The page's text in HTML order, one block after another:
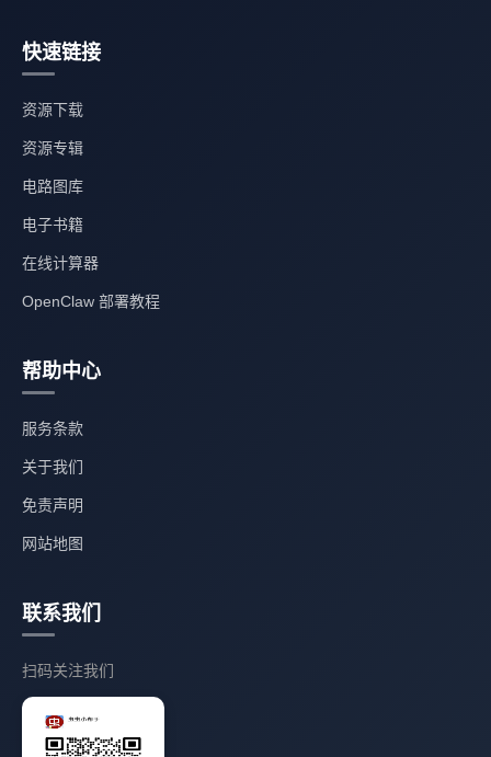
快速链接
资源下载
资源专辑
电路图库
电子书籍
在线计算器
OpenClaw 部署教程
帮助中心
服务条款
关于我们
免责声明
网站地图
联系我们
扫码关注我们